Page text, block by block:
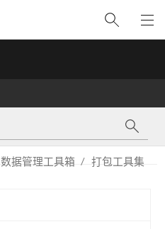
数据管理工具箱 打包工具集